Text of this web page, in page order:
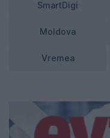
SmartDigi
Moldova
Vremea